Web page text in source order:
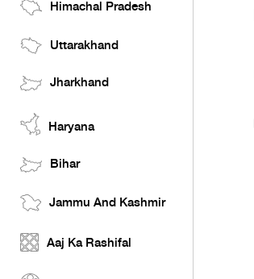
Himachal Pradesh
Uttarakhand
Jharkhand
Haryana
Bihar
Jammu And Kashmir
Aaj Ka Rashifal